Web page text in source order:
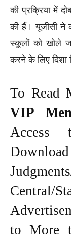
की प्रक्रिया में
की हैं। यूजीसी ने
स्कूलों को खोले
करने के लिए दिशा
To Read
VIP
to More